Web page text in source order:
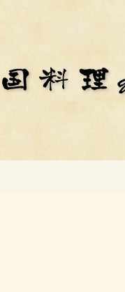
ある